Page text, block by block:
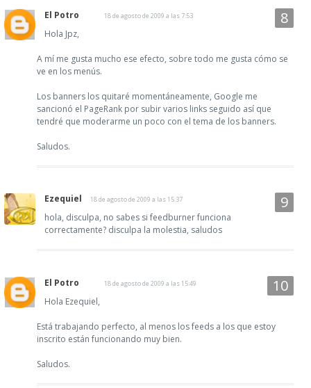
El Potro 18 de agosto de 2009 a las 7:53
Hola Jpz,
A mí me gusta mucho ese efecto, sobre todo me gusta cómo se
ve en los menús.
Los banners los quitaré momentáneamente, Google me
sancionó el PageRank por subir varios links seguido así que
tendré que moderarme un poco con el tema de los banners.
Saludos.
Ezequiel 18 de agosto de 2009 a las 15:37
hola, disculpa, no sabes si feedburner funciona
correctamente? disculpa la molestia, saludos
El Potro 18 de agosto de 2009 a las 15:49
Hola Ezequiel,
Está trabajando perfecto, al menos los feeds a los que estoy
inscrito están funcionando muy bien.
Saludos.